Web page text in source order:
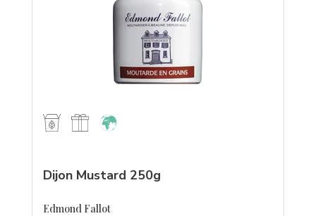
Dijon Mustard 250g
Edmond Fallot